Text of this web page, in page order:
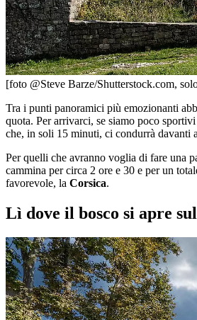
[foto @Steve Barze/Shutterstock.com,
Tra i punti panoramici più emozionanti
quota. Per arrivarci, se siamo poco
che, in soli 15 minuti, ci condurrà davanti
Per quelli che avranno voglia di fare una
cammina per circa 2 ore e 30 e per un
favorevole, la Corsica.
Lì dove il bosco si apre